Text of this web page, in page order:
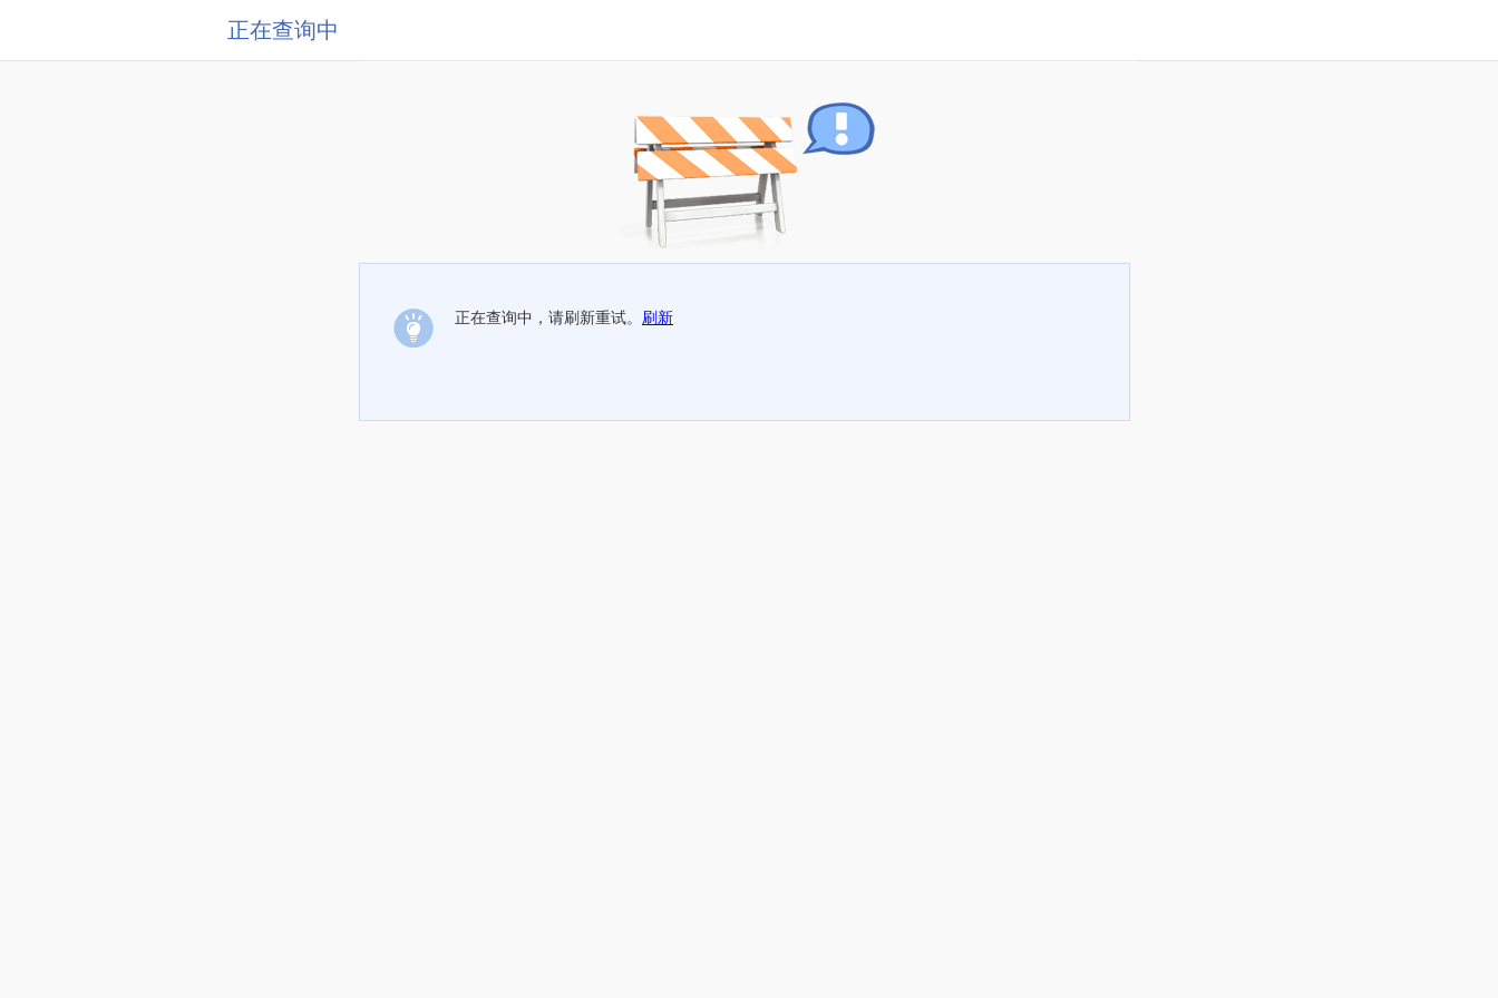
正在查询中
正在查询中，请刷新重试。 刷新